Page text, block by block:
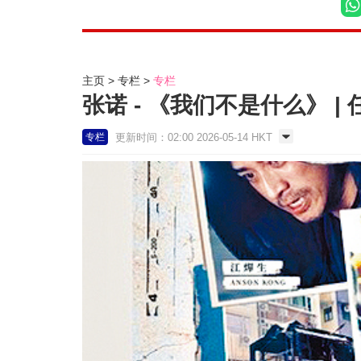
主页 专栏 专栏
张诺 - 《我们不是什么》 |
专栏 更新时间：02:00 2026-05-14 HKT